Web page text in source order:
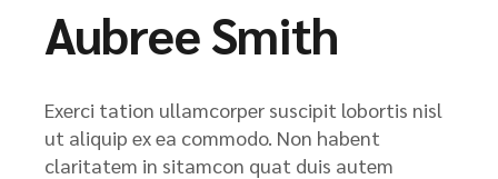
Aubree Smith
Exerci tation ullamcorper suscipit lobortis nisl
ut aliquip ex ea commodo. Non habent
claritatem in sitamcon quat duis autem